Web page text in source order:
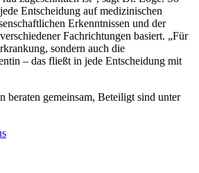
Entscheidung auf medizinischen
Erkenntnissen und der
Fachrichtungen basiert. „Für
sondern auch die
– das fließt in jede Entscheidung mit
beraten gemeinsam, Beteiligt sind unter